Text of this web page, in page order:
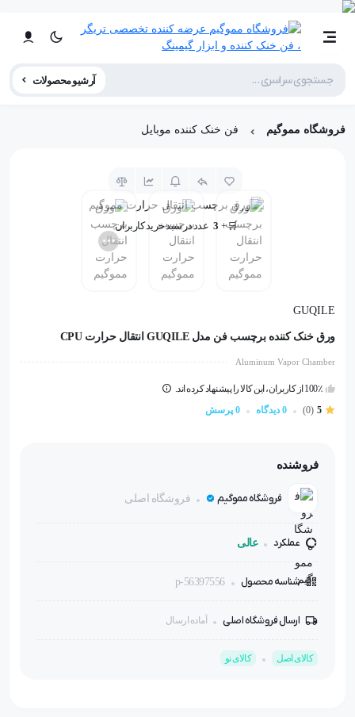
آرشیو محصولات
فروشگاه مموگیم فن خنک کننده موبایل
📦 تنها 1 عدد در انبار باقی مانده
🛒 +
3 عدد در سبد خرید کاربران
👁️ +
نفر این کالا را مشاهده کرده‌اند
📦 تنها
عدد در انبار باقی مانده
GUQILE
ورق خنک کننده برچسب فن مدل GUQILE انتقال حرارت CPU
Aluminum Vapor Chamber
100٪ از کاربران، این کالا را پیشنهاد کرده اند.
5
(0) 0 دیدگاه 0 پرسش
فروشنده
فروشگاه مموگیم فروشگاه اصلی
عملکرد عالی
شناسه محصول p-56397556
ارسال فروشگاه اصلی آماده ارسال
کالای اصل کالای نو